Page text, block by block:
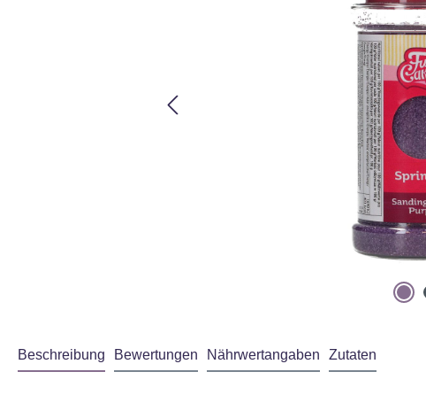
Beschreibung Bewertungen Nährwertangaben Zutaten